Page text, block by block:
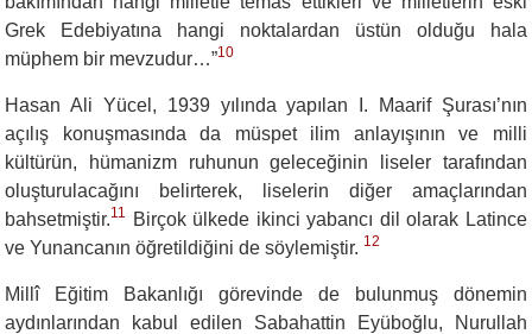
Grek Edebiyatına hangi noktalardan üstün olduğu hala
müphem bir mevzudur…”10
Hasan Ali Yücel, 1939 yılında yapılan I. Maarif Şurası’nın
açılış konuşmasında da müspet ilim anlayışının ve milli
kültürün, hümanizm ruhunun geleceğinin liseler tarafından
oluşturulacağını belirterek, liselerin diğer amaçlarından
bahsetmiştir.11
Birçok ülkede ikinci yabancı dil olarak Latince
ve Yunancanın öğretildiğini de söylemiştir. 12
Millî Eğitim Bakanlığı görevinde de bulunmuş dönemin
aydınlarından kabul edilen Sabahattin Eyüboğlu, Nurullah